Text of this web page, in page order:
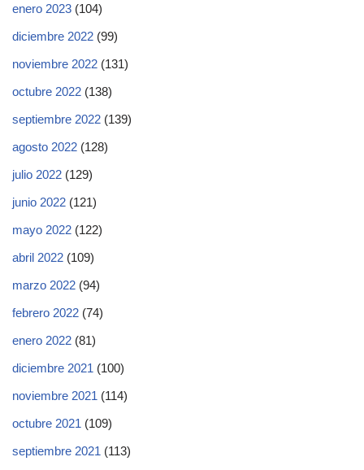
enero 2023 (104)
diciembre 2022 (99)
noviembre 2022 (131)
octubre 2022 (138)
septiembre 2022 (139)
agosto 2022 (128)
julio 2022 (129)
junio 2022 (121)
mayo 2022 (122)
abril 2022 (109)
marzo 2022 (94)
febrero 2022 (74)
enero 2022 (81)
diciembre 2021 (100)
noviembre 2021 (114)
octubre 2021 (109)
septiembre 2021 (113)